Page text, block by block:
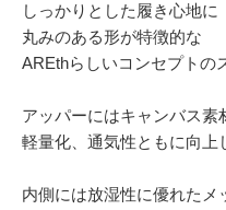
しっかりとした履き心地に
丸みのある形が特徴的な
AREthらしいコンセプトの
アッパーにはキャンバス素
軽量化、通気性ともに向上
内側には放湿性に優れたメ